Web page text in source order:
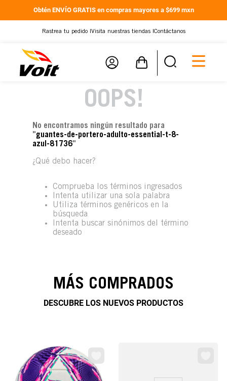
Obtén ENVÍO GRATIS en compras mayores a $699 mxn
Rastrea tu pedido | Visita nuestras tiendas | Contáctanos
OOPS!
No encontramos ningún resultado para
"guantes-de-portero-adulto-essential-t-8-
azul-81736"
¿Qué debo hacer?
Comprueba los términos ingresados
Intenta utilizar una sola palabra
Utiliza términos genéricos en la
búsqueda
Intenta buscar sinónimos del término
deseado
MÁS COMPRADOS
DESCUBRE LOS NUEVOS PRODUCTOS